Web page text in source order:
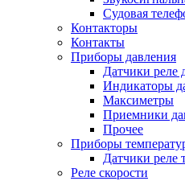
Судовая
Контакторы
Контакты
Приборы давления
Датчики реле
Индикаторы
Максиметры
Приемники
Прочее
Приборы
Датчики реле
Реле скорости